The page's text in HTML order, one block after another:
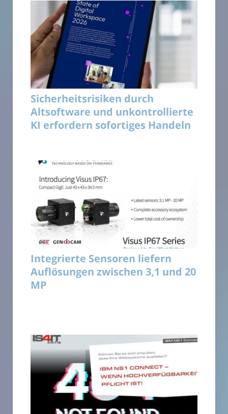
Sicherheitsrisiken durch
Altsoftware und unkontrollierte
KI erfordern sofortiges Handeln
Integrierte Sensoren liefern
Auflösungen zwischen 3,1 und 20
MP